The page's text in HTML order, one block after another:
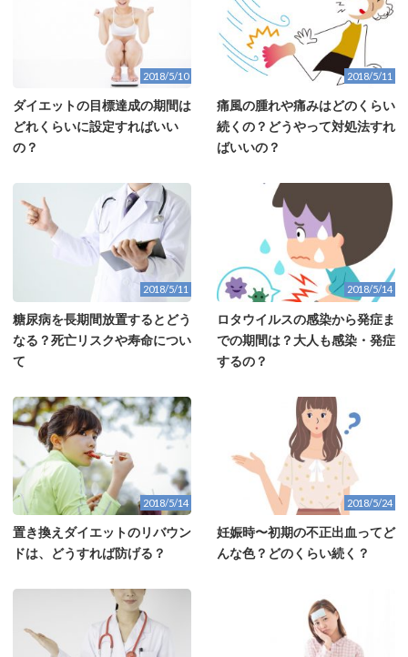
2018/5/10
ダイエットの目標達成の期間は
どれくらいに設定すればいい
の？
2018/5/11
痛風の腫れや痛みはどのくらい
続くの？どうやって対処法すれ
ばいいの？
2018/5/11
糖尿病を長期間放置するとどう
なる？死亡リスクや寿命につい
て
2018/5/14
ロタウイルスの感染から発症ま
での期間は？大人も感染・発症
するの？
2018/5/14
置き換えダイエットのリバウン
ドは、どうすれば防げる？
2018/5/24
妊娠時〜初期の不正出血ってど
んな色？どのくらい続く？